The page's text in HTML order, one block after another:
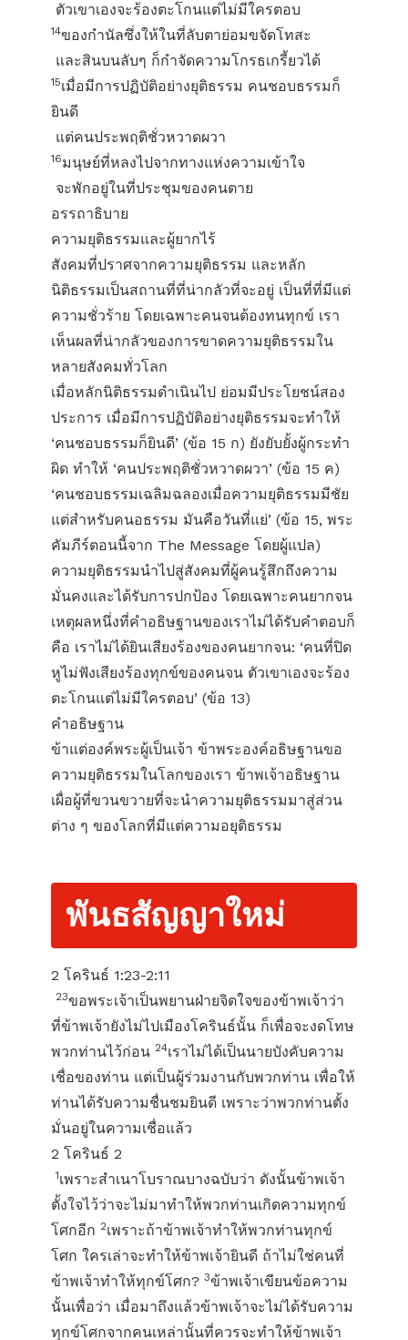
ตัวเขาเองจะร้องตะโกนแต่ไม่มีใครตอบ
14ของกำนัลซึ่งให้ในที่ลับตาย่อมขจัดโทสะ
และสินบนลับๆ ก็กำจัดความโกรธเกรี้ยวได้
15เมื่อมีการปฏิบัติอย่างยุติธรรม คนชอบธรรมก็
ยินดี
แต่คนประพฤติชั่วหวาดผวา
16มนุษย์ที่หลงไปจากทางแห่งความเข้าใจ
จะพักอยู่ในที่ประชุมของคนตาย
อรรถาธิบาย
ความยุติธรรมและผู้ยากไร้
สังคมที่ปราศจากความยุติธรรม และหลัก
นิติธรรมเป็นสถานที่ที่น่ากลัวที่จะอยู่ เป็นที่ที่มีแต่
ความชั่วร้าย โดยเฉพาะคนจนต้องทนทุกข์ เรา
เห็นผลที่น่ากลัวของการขาดความยุติธรรมใน
หลายสังคมทั่วโลก
เมื่อหลักนิติธรรมดำเนินไป ย่อมมีประโยชน์สอง
ประการ เมื่อมีการปฏิบัติอย่างยุติธรรมจะทำให้
‘คน​ชอบ​ธรรม​ก็​ยินดี’ (ข้อ 15 ก) ยังยับยั้งผู้กระทำ
ผิด ทำให้ ‘คน​ประ​พฤติ​ชั่ว​หวาด​ผวา’ (ข้อ 15 ค)
‘คนชอบธรรมเฉลิมฉลองเมื่อความยุติธรรมมีชัย
แต่สำหรับคนอธรรม มันคือวันที่แย่’ (ข้อ 15, พระ
คัมภีร์ตอนนี้จาก The Message โดยผู้แปล)
ความยุติธรรมนำไปสู่สังคมที่ผู้คนรู้สึกถึงความ
มั่นคงและได้รับการปกป้อง โดยเฉพาะคนยากจน
เหตุผลหนึ่งที่คำอธิษฐานของเราไม่ได้รับคำตอบก็
คือ เราไม่ได้ยินเสียงร้องของคนยากจน: ‘คน​ที่​ปิด​
หู​ไม่​ฟัง​เสียง​ร้อง​ทุกข์​ของ​คน​จน ตัว​เขา​เอง​จะ​ร้อง​
ตะ​โกน​แต่​ไม่​มี​ใคร​ตอบ’ (ข้อ 13)
คำอธิษฐาน
ข้าแต่องค์พระผู้เป็นเจ้า ข้าพระองค์อธิษฐานขอ
ความยุติธรรมในโลกของเรา ข้าพเจ้าอธิษฐาน
เผื่อผู้ที่ขวนขวายที่จะนำความยุติธรรมมาสู่ส่วน
ต่าง ๆ ของโลกที่มีแต่ความอยุติธรรม
พันธสัญญาใหม่
2 โครินธ์ 1:23-2:11
23ขอพระเจ้าเป็นพยานฝ่ายจิตใจของข้าพเจ้าว่า
ที่ข้าพเจ้ายังไม่ไปเมืองโครินธ์นั้น ก็เพื่อจะงดโทษ
พวกท่านไว้ก่อน 24เราไม่ได้เป็นนายบังคับความ
เชื่อของท่าน แต่เป็นผู้ร่วมงานกับพวกท่าน เพื่อให้
ท่านได้รับความชื่นชมยินดี เพราะว่าพวกท่านตั้ง
มั่นอยู่ในความเชื่อแล้ว
2 โครินธ์ 2
1เพราะสำเนาโบราณบางฉบับว่า ดังนั้นข้าพเจ้า
ตั้งใจไว้ว่าจะไม่มาทำให้พวกท่านเกิดความทุกข์
โศกอีก 2เพราะถ้าข้าพเจ้าทำให้พวกท่านทุกข์
โศก ใครเล่าจะทำให้ข้าพเจ้ายินดี ถ้าไม่ใช่คนที่
ข้าพเจ้าทำให้ทุกข์โศก? 3ข้าพเจ้าเขียนข้อความ
นั้นเพื่อว่า เมื่อมาถึงแล้วข้าพเจ้าจะไม่ได้รับความ
ทุกข์โศกจากคนเหล่านั้นที่ควรจะทำให้ข้าพเจ้า